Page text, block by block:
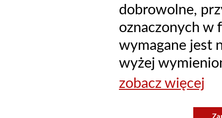
dobrowolne,
oznaczonych w
wymagane jest
wyżej
zobacz więcej